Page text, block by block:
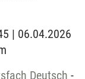
| 06.04.2026
Deutsch -